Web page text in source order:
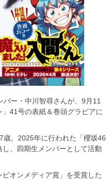
バー・中川智尋さんが、9月11
41号の表紙＆巻頭グラビアに
。2025年に行われた「櫻坂46
、四期生メンバーとして活動
オンメディア賞」を受賞した